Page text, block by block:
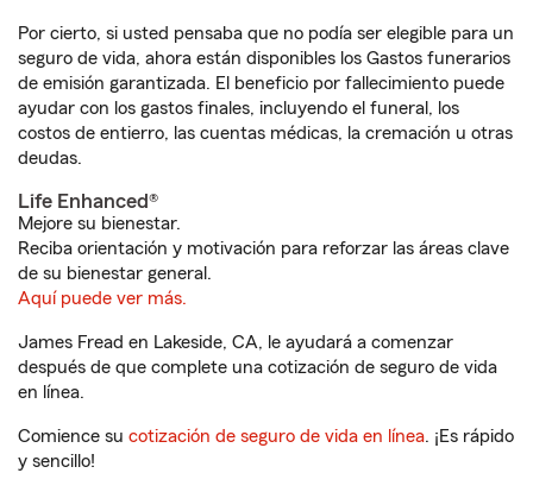
Por cierto, si usted pensaba que no podía ser elegible para un
seguro de vida, ahora están disponibles los Gastos funerarios
de emisión garantizada. El beneficio por fallecimiento puede
ayudar con los gastos finales, incluyendo el funeral, los
costos de entierro, las cuentas médicas, la cremación u otras
deudas.
Life Enhanced®
Mejore su bienestar.
Reciba orientación y motivación para reforzar las áreas clave
de su bienestar general.
Aquí puede ver más.
James Fread en Lakeside, CA, le ayudará a comenzar
después de que complete una cotización de seguro de vida
en línea.
Comience su cotización de seguro de vida en línea. ¡Es rápido
y sencillo!